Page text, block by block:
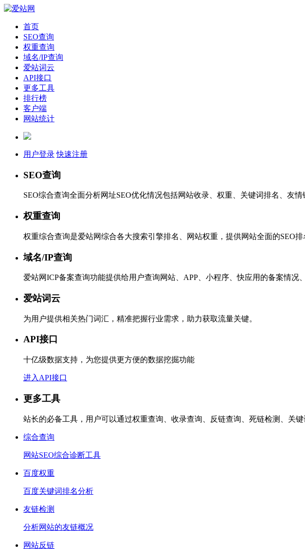
首页
SEO查询
权重查询
域名/IP查询
爱站词云
API接口
更多工具
排行榜
客户端
网站统计
用户登录 快速注册
SEO查询
SEO综合查询全面分析网址SEO优化情况包括网站收录、权重、关键词排名、友情
权重查询
权重综合查询是爱站网综合各大搜索引擎排名、网站权重，提供网站全面的SEO
域名/IP查询
爱站网ICP备案查询功能提供给用户查询网站、APP、小程序、快应用的备案情况
爱站词云
为用户提供相关热门词汇，精准把握行业需求，助力获取流量关键。
API接口
十亿级数据支持，为您提供更方便的数据挖掘功能
进入API接口
更多工具
站长的必备工具，用户可以通过权重查询、收录查询、反链查询、死链检测、关
综合查询
网站SEO综合诊断工具
百度权重
百度关键词排名分析
友链检测
分析网站的友链概况
网站反链